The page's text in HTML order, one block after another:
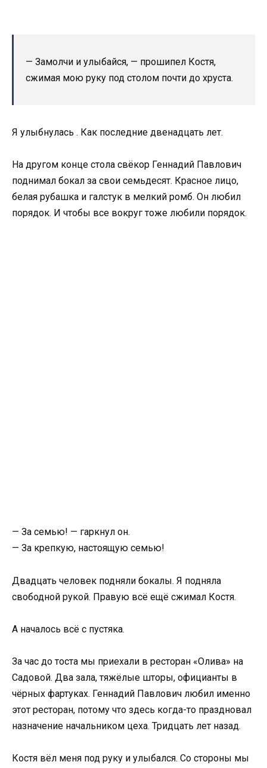
— Замолчи и улыбайся, — прошипел Костя,
сжимая мою руку под столом почти до хруста.
Я улыбнулась . Как последние двенадцать лет.
На другом конце стола свёкор Геннадий Павлович
поднимал бокал за свои семьдесят. Красное лицо,
белая рубашка и галстук в мелкий ромб. Он любил
порядок. И чтобы все вокруг тоже любили порядок.
— За семью! — гаркнул он.
— За крепкую, настоящую семью!
Двадцать человек подняли бокалы. Я подняла
свободной рукой. Правую всё ещё сжимал Костя.
А началось всё с пустяка.
За час до тоста мы приехали в ресторан «Олива» на
Садовой. Два зала, тяжёлые шторы, официанты в
чёрных фартуках. Геннадий Павлович любил именно
этот ресторан, потому что здесь когда-то праздновал
назначение начальником цеха. Тридцать лет назад.
Костя вёл меня под руку и улыбался. Со стороны мы